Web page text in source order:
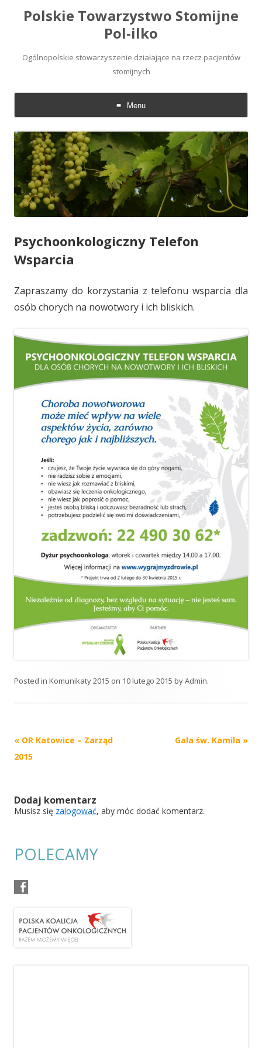
Polskie Towarzystwo Stomijne
Pol-ilko
Ogólnopolskie stowarzyszenie działające na rzecz pacjentów
stomijnych
Menu
Skip
to
content
Psychoonkologiczny Telefon
Wsparcia
Zapraszamy do korzystania z telefonu wsparcia dla
osób chorych na nowotwory i ich bliskich.
Posted in Komunikaty 2015 on 10 lutego 2015 byAdmin.
Post
navigation
« OR Katowice – Zarząd
2015
Gala św. Kamila »
Dodaj komentarz
Musisz się zalogować, aby móc dodać komentarz.
POLECAMY